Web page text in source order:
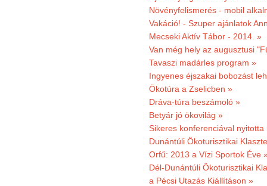
Növényfelismerés - mobil
Vakáció! - Szuper ajánlatok
Mecseki Aktív Tábor - 2014. »
Van még hely az augusztusi
Tavaszi madárles program »
Ingyenes éjszakai bobozást
Ökotúra a Zselicben »
Dráva-túra beszámoló »
Betyár jó ökovilág »
Sikeres konferenciával
Dunántúli Ökoturisztikai
Orfű: 2013 a Vízi Sportok Éve
Dél-Dunántúli Ökoturisztikai
a Pécsi Utazás Kiállításon »